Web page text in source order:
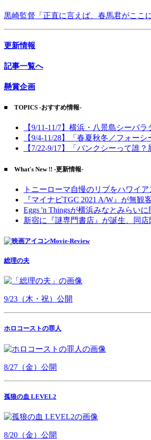
黒崎監督「正直に言えば、春馬君がここ
更新情報
記事一覧へ
懸賞企画
■ TOPICS -おすすめ情報-
【9/11-11/7】横浜・八景島シーパラ
【9/4-11/28】「春夏秋冬／フォー
【7/22-9/17】「バンクシーって誰？
■ What's New !! -更新情報-
トニーローマ自慢のリブをハワイ
『マイナビTGC 2021 A/W』が無観
Eggs 'n Thingsが横浜みなとみらいに
新宿に『謎専門書店』が誕生、同
Movie-Review
総理の夫
9/23（木・祝）公開
ホロコーストの罪人
8/27（金）公開
孤狼の血 LEVEL2
8/20（金）公開